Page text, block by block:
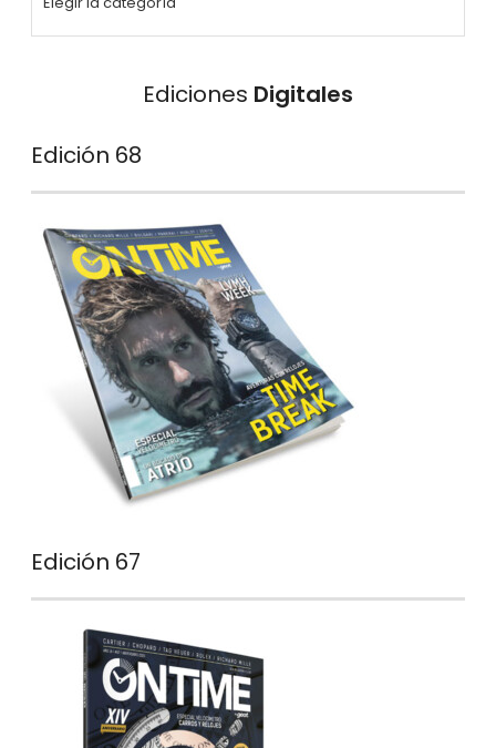
Ediciones Digitales
Edición 68
Edición 67